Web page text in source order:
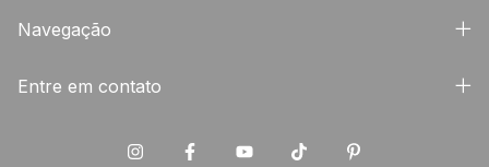
Navegação
Entre em contato